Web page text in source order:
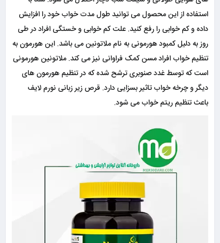
استفاده از این محصول می توانید طول مدت خواب خود را افزایش
داده و کم خوابی را رفع کنید. علت کم خوابی و خستگی افراد در طی
روز به دلیل کمبود هورمونی به نام ملاتونین می باشد. این هورمون به
تنظیم خواب افراد مسن کمک فراوانی نیز می کند. ملاتونین هورمونی
است کهتوسط غدد صنوبری ترشح شده که در تنظیم هورمون های
دیگر و چرخه خواب تاثیر بسزایی دارد. قرص زیر زبانی نورم لایف
باعث تنظیم ریتم خواب می شود.